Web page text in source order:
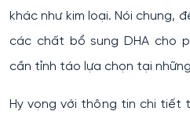
khác như kim loại. Nói chung,
các chất bổ sung DHA cho
cần tỉnh táo lựa chọn tại
Hy vọng với thông tin chi tiết